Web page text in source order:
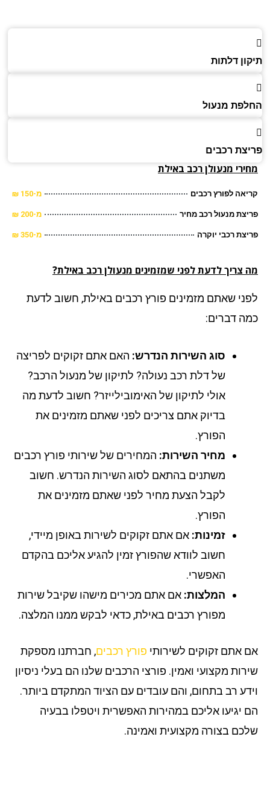
דלתות
מנעול
רכבים
מנעולן רכב באילת
לפורץ רכבים מ-150 ₪
מנעול רכב מחיר מ-200 ₪
רכבי יוקרה מ-350 ₪
צריך לדעת לפני שמזמינים מנעולן רכב באילת?
שאתם מזמינים פורץ רכבים באילת, חשוב לדעת
דברים:
סוג השירות הנדרש:האם אתם זקוקים לפריצה
של דלת רכב נעולה? לתיקון של מנעול הרכב?
אולי לתיקון של האימובילייזר? חשוב לדעת מה
בדיוק אתם צריכים לפני שאתם מזמינים את
הפורץ.
מחיר השירות:המחירים של שירותי פורץ רכבים
משתנים בהתאם לסוג השירות הנדרש. חשוב
לקבל הצעת מחיר לפני שאתם מזמינים את
הפורץ.
זמינות:אם אתם זקוקים לשירות באופן מיידי,
חשוב לוודא שהפורץ זמין להגיע אליכם בהקדם
האפשרי.
המלצות:אם אתם מכירים מישהו שקיבל שירות
מפורץ רכבים באילת, כדאי לבקש ממנו המלצה.
אתם זקוקים לשירותיפורץ רכבים, חברתנו מספקת
מקצועי ואמין. פורצי הרכבים שלנו הם בעלי ניסיון
רב בתחום, והם עובדים עם הציוד המתקדם ביותר.
יגיעו אליכם במהירות האפשרית ויטפלו בבעיה
בצורה מקצועית ואמינה.